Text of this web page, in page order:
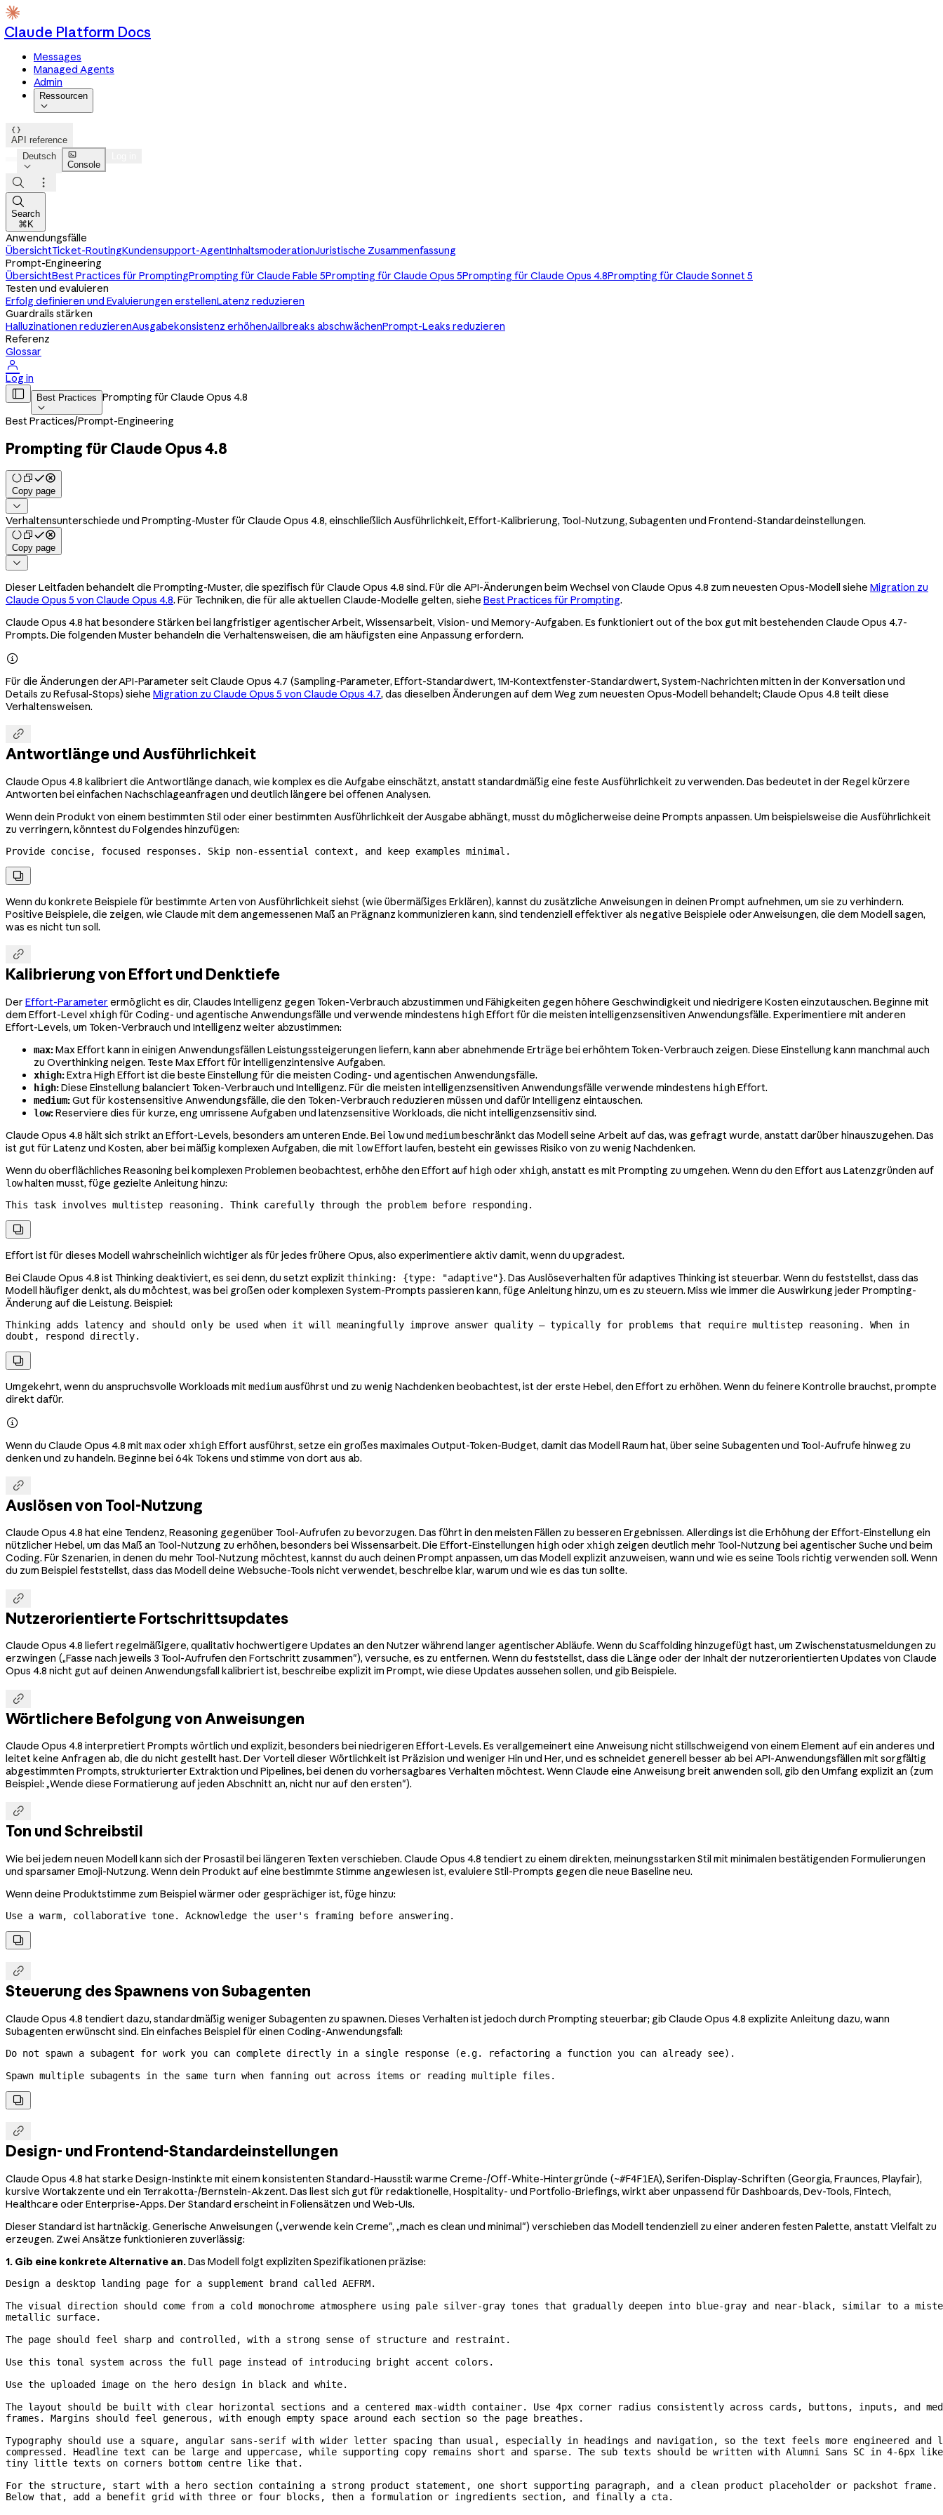
Claude Platform Docs
Messages
Managed Agents
Admin
Ressourcen


API reference
Deutsch


Console



Search
⌘K
Anwendungsfälle
ÜbersichtTicket-RoutingKundensupport-AgentInhaltsmoderationJuristische Zusammenfassung
Prompt-Engineering
ÜbersichtBest Practices für PromptingPrompting für Claude Fable 5Prompting für Claude Opus 5Prompting für Claude Opus 4.8Prompting für Claude Sonnet 5
Testen und evaluieren
Erfolg definieren und Evaluierungen erstellenLatenz reduzieren
Guardrails stärken
Halluzinationen reduzierenAusgabekonsistenz erhöhenJailbreaks abschwächenPrompt-Leaks reduzieren
Referenz
Glossar

Log in
 Best Practices

Prompting für Claude Opus 4.8
Best Practices/Prompt-Engineering
Prompting für Claude Opus 4.8
Copy page

Verhaltensunterschiede und Prompting-Muster für Claude Opus 4.8, einschließlich Ausführlichkeit, Effort-Kalibrierung, Tool-Nutzung, Subagenten und Frontend-Standardeinstellungen.
Copy page

Dieser Leitfaden behandelt die Prompting-Muster, die spezifisch für Claude Opus 4.8 sind. Für die API-Änderungen beim Wechsel von Claude Opus 4.8 zum neuesten Opus-Modell siehe Migration zu
Claude Opus 5 von Claude Opus 4.8. Für Techniken, die für alle aktuellen Claude-Modelle gelten, siehe Best Practices für Prompting.
Claude Opus 4.8 hat besondere Stärken bei langfristiger agentischer Arbeit, Wissensarbeit, Vision- und Memory-Aufgaben. Es funktioniert out of the box gut mit bestehenden Claude Opus 4.7-
Prompts. Die folgenden Muster behandeln die Verhaltensweisen, die am häufigsten eine Anpassung erfordern.

Für die Änderungen der API-Parameter seit Claude Opus 4.7 (Sampling-Parameter, Effort-Standardwert, 1M-Kontextfenster-Standardwert, System-Nachrichten mitten in der Konversation und
Details zu Refusal-Stops) siehe Migration zu Claude Opus 5 von Claude Opus 4.7, das dieselben Änderungen auf dem Weg zum neuesten Opus-Modell behandelt; Claude Opus 4.8 teilt diese
Verhaltensweisen.

Antwortlänge und Ausführlichkeit
Claude Opus 4.8 kalibriert die Antwortlänge danach, wie komplex es die Aufgabe einschätzt, anstatt standardmäßig eine feste Ausführlichkeit zu verwenden. Das bedeutet in der Regel kürzere
Antworten bei einfachen Nachschlageanfragen und deutlich längere bei offenen Analysen.
Wenn dein Produkt von einem bestimmten Stil oder einer bestimmten Ausführlichkeit der Ausgabe abhängt, musst du möglicherweise deine Prompts anpassen. Um beispielsweise die Ausführlichkeit
zu verringern, könntest du Folgendes hinzufügen:
Provide concise, focused responses. Skip non-essential context, and keep examples minimal.

Wenn du konkrete Beispiele für bestimmte Arten von Ausführlichkeit siehst (wie übermäßiges Erklären), kannst du zusätzliche Anweisungen in deinen Prompt aufnehmen, um sie zu verhindern.
Positive Beispiele, die zeigen, wie Claude mit dem angemessenen Maß an Prägnanz kommunizieren kann, sind tendenziell effektiver als negative Beispiele oder Anweisungen, die dem Modell sagen,
was es nicht tun soll.

Kalibrierung von Effort und Denktiefe
Der Effort-Parameter ermöglicht es dir, Claudes Intelligenz gegen Token-Verbrauch abzustimmen und Fähigkeiten gegen höhere Geschwindigkeit und niedrigere Kosten einzutauschen. Beginne mit
dem Effort-Level xhighfür Coding- und agentische Anwendungsfälle und verwende mindestens highEffort für die meisten intelligenzsensitiven Anwendungsfälle. Experimentiere mit anderen
Effort-Levels, um Token-Verbrauch und Intelligenz weiter abzustimmen:
max:Max Effort kann in einigen Anwendungsfällen Leistungssteigerungen liefern, kann aber abnehmende Erträge bei erhöhtem Token-Verbrauch zeigen. Diese Einstellung kann manchmal auch
zu Overthinking neigen. Teste Max Effort für intelligenzintensive Aufgaben.
xhigh:Extra High Effort ist die beste Einstellung für die meisten Coding- und agentischen Anwendungsfälle.
high:Diese Einstellung balanciert Token-Verbrauch und Intelligenz. Für die meisten intelligenzsensitiven Anwendungsfälle verwende mindestens highEffort.
medium:Gut für kostensensitive Anwendungsfälle, die den Token-Verbrauch reduzieren müssen und dafür Intelligenz eintauschen.
low:Reserviere dies für kurze, eng umrissene Aufgaben und latenzsensitive Workloads, die nicht intelligenzsensitiv sind.
Claude Opus 4.8 hält sich strikt an Effort-Levels, besonders am unteren Ende. Bei lowund mediumbeschränkt das Modell seine Arbeit auf das, was gefragt wurde, anstatt darüber hinauszugehen. Das
ist gut für Latenz und Kosten, aber bei mäßig komplexen Aufgaben, die mit lowEffort laufen, besteht ein gewisses Risiko von zu wenig Nachdenken.
Wenn du oberflächliches Reasoning bei komplexen Problemen beobachtest, erhöhe den Effort auf highoder xhigh, anstatt es mit Prompting zu umgehen. Wenn du den Effort aus Latenzgründen auf
lowhalten musst, füge gezielte Anleitung hinzu:
This task involves multistep reasoning. Think carefully through the problem before responding.

Effort ist für dieses Modell wahrscheinlich wichtiger als für jedes frühere Opus, also experimentiere aktiv damit, wenn du upgradest.
Bei Claude Opus 4.8 ist Thinking deaktiviert, es sei denn, du setzt explizit thinking: {type: "adaptive"}. Das Auslöseverhalten für adaptives Thinking ist steuerbar. Wenn du feststellst, dass das
Modell häufiger denkt, als du möchtest, was bei großen oder komplexen System-Prompts passieren kann, füge Anleitung hinzu, um es zu steuern. Miss wie immer die Auswirkung jeder Prompting-
Änderung auf die Leistung. Beispiel:
Thinking adds latency and should only be used when it will meaningfully improve answer quality — typically for problems that require multistep reasoning. When in
doubt, respond directly.

Umgekehrt, wenn du anspruchsvolle Workloads mit mediumausführst und zu wenig Nachdenken beobachtest, ist der erste Hebel, den Effort zu erhöhen. Wenn du feinere Kontrolle brauchst, prompte
direkt dafür.

Wenn du Claude Opus 4.8 mit maxoder xhighEffort ausführst, setze ein großes maximales Output-Token-Budget, damit das Modell Raum hat, über seine Subagenten und Tool-Aufrufe hinweg zu
denken und zu handeln. Beginne bei 64k Tokens und stimme von dort aus ab.

Auslösen von Tool-Nutzung
Claude Opus 4.8 hat eine Tendenz, Reasoning gegenüber Tool-Aufrufen zu bevorzugen. Das führt in den meisten Fällen zu besseren Ergebnissen. Allerdings ist die Erhöhung der Effort-Einstellung ein
nützlicher Hebel, um das Maß an Tool-Nutzung zu erhöhen, besonders bei Wissensarbeit. Die Effort-Einstellungen highoder xhigh zeigen deutlich mehr Tool-Nutzung bei agentischer Suche und beim
Coding. Für Szenarien, in denen du mehr Tool-Nutzung möchtest, kannst du auch deinen Prompt anpassen, um das Modell explizit anzuweisen, wann und wie es seine Tools richtig verwenden soll. Wenn
du zum Beispiel feststellst, dass das Modell deine Websuche-Tools nicht verwendet, beschreibe klar, warum und wie es das tun sollte.

Nutzerorientierte Fortschrittsupdates
Claude Opus 4.8 liefert regelmäßigere, qualitativ hochwertigere Updates an den Nutzer während langer agentischer Abläufe. Wenn du Scaffolding hinzugefügt hast, um Zwischenstatusmeldungen zu
erzwingen („Fasse nach jeweils 3 Tool-Aufrufen den Fortschritt zusammen"), versuche, es zu entfernen. Wenn du feststellst, dass die Länge oder der Inhalt der nutzerorientierten Updates von Claude
Opus 4.8 nicht gut auf deinen Anwendungsfall kalibriert ist, beschreibe explizit im Prompt, wie diese Updates aussehen sollen, und gib Beispiele.

Wörtlichere Befolgung von Anweisungen
Claude Opus 4.8 interpretiert Prompts wörtlich und explizit, besonders bei niedrigeren Effort-Levels. Es verallgemeinert eine Anweisung nicht stillschweigend von einem Element auf ein anderes und
leitet keine Anfragen ab, die du nicht gestellt hast. Der Vorteil dieser Wörtlichkeit ist Präzision und weniger Hin und Her, und es schneidet generell besser ab bei API-Anwendungsfällen mit sorgfältig
abgestimmten Prompts, strukturierter Extraktion und Pipelines, bei denen du vorhersagbares Verhalten möchtest. Wenn Claude eine Anweisung breit anwenden soll, gib den Umfang explizit an (zum
Beispiel: „Wende diese Formatierung auf jeden Abschnitt an, nicht nur auf den ersten").

Ton und Schreibstil
Wie bei jedem neuen Modell kann sich der Prosastil bei längeren Texten verschieben. Claude Opus 4.8 tendiert zu einem direkten, meinungsstarken Stil mit minimalen bestätigenden Formulierungen
und sparsamer Emoji-Nutzung. Wenn dein Produkt auf eine bestimmte Stimme angewiesen ist, evaluiere Stil-Prompts gegen die neue Baseline neu.
Wenn deine Produktstimme zum Beispiel wärmer oder gesprächiger ist, füge hinzu:
Use a warm, collaborative tone. Acknowledge the user's framing before answering.


Steuerung des Spawnens von Subagenten
Claude Opus 4.8 tendiert dazu, standardmäßig weniger Subagenten zu spawnen. Dieses Verhalten ist jedoch durch Prompting steuerbar; gib Claude Opus 4.8 explizite Anleitung dazu, wann
Subagenten erwünscht sind. Ein einfaches Beispiel für einen Coding-Anwendungsfall:
Do not spawn a subagent for work you can complete directly in a single response (e.g. refactoring a function you can already see).
Spawn multiple subagents in the same turn when fanning out across items or reading multiple files.


Design- und Frontend-Standardeinstellungen
Claude Opus 4.8 hat starke Design-Instinkte mit einem konsistenten Standard-Hausstil: warme Creme-/Off-White-Hintergründe (~#F4F1EA), Serifen-Display-Schriften (Georgia, Fraunces, Playfair),
kursive Wortakzente und ein Terrakotta-/Bernstein-Akzent. Das liest sich gut für redaktionelle, Hospitality- und Portfolio-Briefings, wirkt aber unpassend für Dashboards, Dev-Tools, Fintech,
Healthcare oder Enterprise-Apps. Der Standard erscheint in Foliensätzen und Web-UIs.
Dieser Standard ist hartnäckig. Generische Anweisungen („verwende kein Creme", „mach es clean und minimal") verschieben das Modell tendenziell zu einer anderen festen Palette, anstatt Vielfalt zu
erzeugen. Zwei Ansätze funktionieren zuverlässig:
1. Gib eine konkrete Alternative an.Das Modell folgt expliziten Spezifikationen präzise:
Design a desktop landing page for a supplement brand called AEFRM.
The visual direction should come from a cold monochrome atmosphere using pale silver-gray tones that gradually deepen into blue-gray and near-black,
similar to a
metallic surface.
The page should feel sharp and controlled, with a strong sense of structure and restraint.
Use this tonal system across the full page instead of introducing bright accent colors.
Use the uploaded image on the hero design in black and white.
The layout should be built with clear horizontal sections and a centered max-width container. Use 4px corner radius consistently across cards, buttons, inputs, and
frames. Margins should feel generous, with enough empty space around each section so the page breathes.
Typography should use a square, angular sans-serif with wider letter spacing than usual, especially in headings and navigation, so the text feels more engineered and
compressed. Headline text can be large and uppercase, while supporting copy remains short and sparse. The sub texts should be written with Alumni Sans SC in 4-6px like
tiny little texts on corners bottom centre like that.
For the structure, start with a hero section containing a strong product statement, one short supporting paragraph, and a clean product placeholder or packshot frame.
Below that, add a benefit grid with three or four blocks, then a formulation or ingredients section, and finally a cta.